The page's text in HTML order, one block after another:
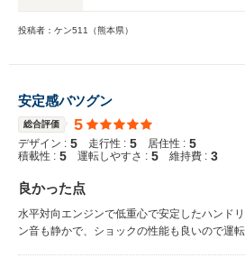
投稿者：ケン511（熊本県）
安定感バツグン
総合評価 5
デザイン : 5 走行性 : 5 居住性 : 5
積載性 : 5 運転しやすさ : 5 維持費 : 3
良かった点
水平対向エンジンで低重心で安定したハンド
ン音も静かで、ショックの性能も良いので運